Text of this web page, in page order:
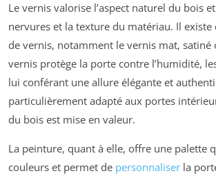
Le vernis valorise l’aspect naturel du bois
nervures et la texture du matériau. Il
de vernis, notamment le vernis mat, satiné
vernis protège la porte contre l’humidité,
lui conférant une allure élégante et
particulièrement adapté aux portes
du bois est mise en valeur.
La peinture, quant à elle, offre une palette
couleurs et permet de personnaliser la